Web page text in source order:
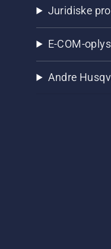
Juridiske
E-COM-
Andre